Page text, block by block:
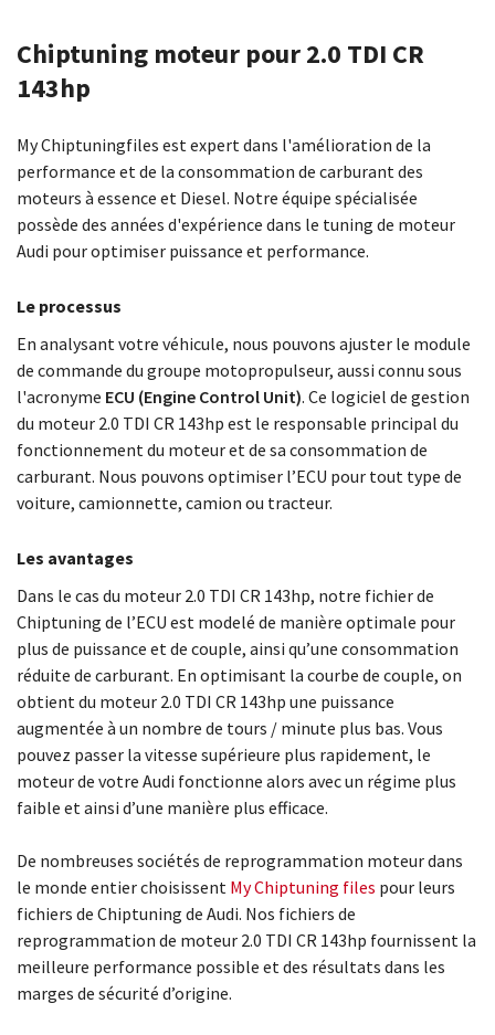
Chiptuning moteur pour 2.0 TDI CR
143hp
My Chiptuningfiles est expert dans l'amélioration de la
performance et de la consommation de carburant des
moteurs à essence et Diesel. Notre équipe spécialisée
possède des années d'expérience dans le tuning de moteur
Audi pour optimiser puissance et performance.
Le processus
En analysant votre véhicule, nous pouvons ajuster le module
de commande du groupe motopropulseur, aussi connu sous
l'acronyme ECU (Engine Control Unit). Ce logiciel de gestion
du moteur 2.0 TDI CR 143hp est le responsable principal du
fonctionnement du moteur et de sa consommation de
carburant. Nous pouvons optimiser l’ECU pour tout type de
voiture, camionnette, camion ou tracteur.
Les avantages
Dans le cas du moteur 2.0 TDI CR 143hp, notre fichier de
Chiptuning de l’ECU est modelé de manière optimale pour
plus de puissance et de couple, ainsi qu’une consommation
réduite de carburant. En optimisant la courbe de couple, on
obtient du moteur 2.0 TDI CR 143hp une puissance
augmentée à un nombre de tours / minute plus bas. Vous
pouvez passer la vitesse supérieure plus rapidement, le
moteur de votre Audi fonctionne alors avec un régime plus
faible et ainsi d’une manière plus efficace.
De nombreuses sociétés de reprogrammation moteur dans
le monde entier choisissent My Chiptuning files pour leurs
fichiers de Chiptuning de Audi. Nos fichiers de
reprogrammation de moteur 2.0 TDI CR 143hp fournissent la
meilleure performance possible et des résultats dans les
marges de sécurité d’origine.